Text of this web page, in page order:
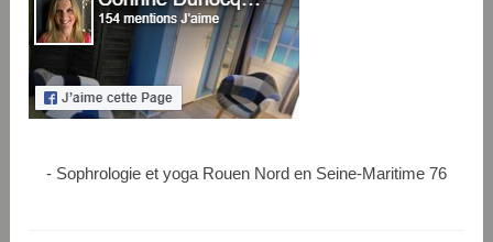
- Sophrologie et yoga Rouen Nord en Seine-Maritime 76